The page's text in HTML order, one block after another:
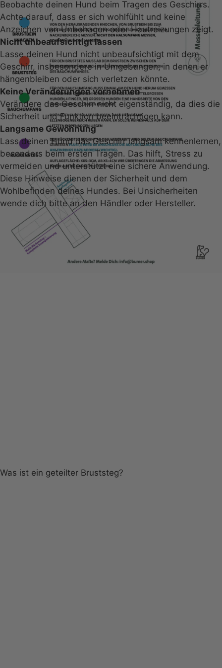
Beobachte deinen Hund beim Tragen des Geschirrs.
Achte darauf, dass er sich wohlfühlt und keine
Anzeichen von Unbehagen oder Hautreizungen zeigt.
Nicht unbeaufsichtigt lassen
Lasse deinen Hund nicht unbeaufsichtigt mit dem
Geschirr, insbesondere in Umgebungen, in denen er
hängenbleiben oder sich verletzen könnte.
Keine Veränderungen vornehmen
Verändere das Geschirr nicht eigenständig, da dies die
Sicherheit und Funktion beeinträchtigen kann.
Langsame Gewöhnung
Lass deinen Hund das Geschirr langsam kennenlernen,
besonders beim ersten Tragen. Das hilft, Stress zu
vermeiden und unterstützt eine sichere Anwendung.
Diese Hinweise dienen der Sicherheit und dem
Wohlbefinden deines Hundes. Bei Unsicherheiten
wende dich bitte an den Händler oder Hersteller.
Rumänien
E-Mail: info@bumer.shop
FAQ
Häufig gestellte Fragen
Hier findest du Antworten auf die häufigsten Fragen
zu diesem Produkt.
Wie läuft der Versand ab?
Wann kommt meine Bestellung an?
Was ist ein geteilter Bruststeg?